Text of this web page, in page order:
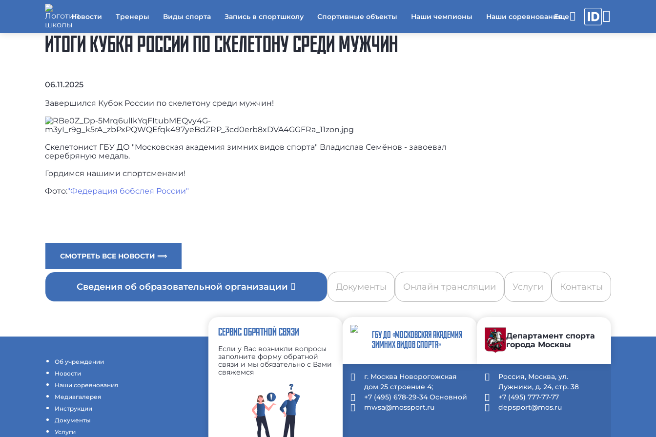
Новости Тренеры Виды спорта Запись в спортшколу Спортивные объекты Наши чемпионы Наши соревнования
ИТОГИ КУБКА РОССИИ ПО СКЕЛЕТОНУ СРЕДИ МУЖЧИН
06.11.2025
Завершился Кубок России по скелетону среди мужчин!
Скелетонист ГБУ ДО "Московская академия зимних видов спорта" Владислав Семёнов - завоевал
серебряную медаль.
Гордимся нашими спортсменами!
Фото:"Федерация бобслея России"
СМОТРЕТЬ ВСЕ НОВОСТИ ⟹
Сведения об образовательной организации Документы Онлайн трансляции Услуги Контакты
Об учреждении
Новости
Наши соревнования
Медиагалерея
Инструкции
Документы
Услуги
СЕРВИС ОБРАТНОЙ СВЯЗИ
Если у Вас возникли вопросы
заполните форму обратной
связи и мы обязательно с Вами
свяжемся
ГБУ ДО «МОСКОВСКАЯ АКАДЕМИЯ
ЗИМНИХ ВИДОВ СПОРТА»
г. Москва Новорогожская
дом 25 строение 4;
+7 (495) 678-29-34 Основной
mwsa@mossport.ru
Департамент спорта
города Москвы
Россия, Москва, ул.
Лужники, д. 24, стр. 38
+7 (495) 777-77-77
depsport@mos.ru